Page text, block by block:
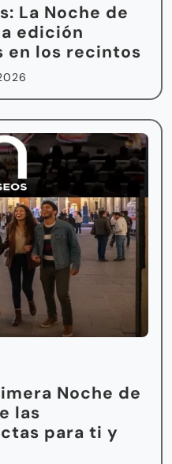
La Noche de
edición
en los recintos
Noche de
las
para ti y